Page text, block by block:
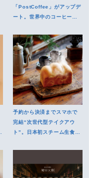
「PostCoffee」がアップデ
ート。世界中のコーヒーか
予約から決済までスマホで
完結“次世代型テイクアウ
ト”。日本初スチーム生食パ